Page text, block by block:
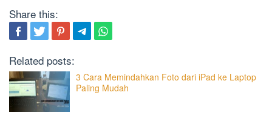
Share this:
Related posts:
3 Cara Memindahkan Foto dari iPad ke Laptop
Paling Mudah